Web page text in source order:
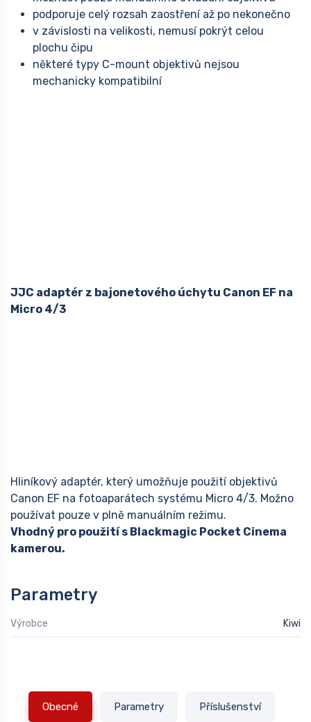
podporuje celý rozsah zaostření až po nekonečno
v závislosti na velikosti, nemusí pokrýt celou
plochu čipu
některé typy C-mount objektivů nejsou
mechanicky kompatibilní
JJC adaptér z bajonetového úchytu Canon EF na
Micro 4/3
Hliníkový adaptér, který umožňuje použití objektivů
Canon EF na fotoaparátech systému Micro 4/3. Možno
používat pouze v plně manuálním režimu.
Vhodný pro použití s Blackmagic Pocket Cinema
kamerou.
Parametry
Výrobce Kiwi
Obecné Parametry Příslušenství